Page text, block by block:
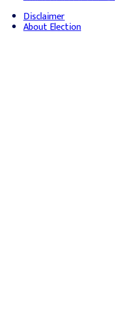
Disclaimer
About Election